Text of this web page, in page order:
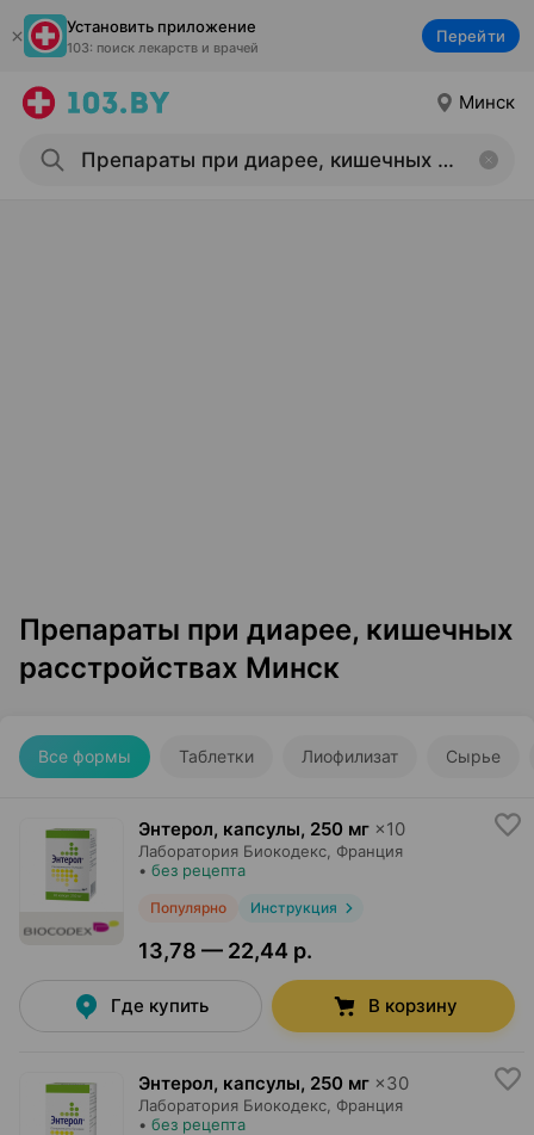
Установить приложение
103: поиск лекарств и врачей
Перейти
Минск
Препараты при диарее, кишечных
расстройствах Минск
Все формы Таблетки Лиофилизат Сырье
Энтерол, капсулы, 250 мг ×10
Лаборатория Биокодекс , Франция
• без рецепта
Популярно Инструкция
13,78 — 22,44 р.
Где купить В корзину
Энтерол, капсулы, 250 мг ×30
Лаборатория Биокодекс , Франция
• без рецепта